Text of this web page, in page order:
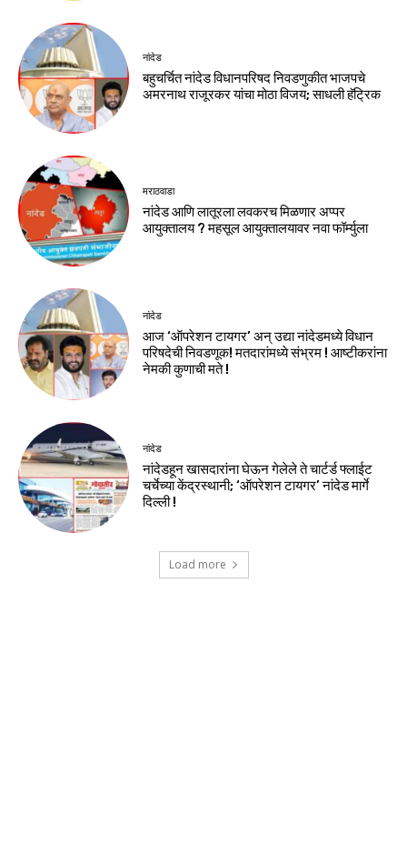
नांदेड
बहुचर्चित नांदेड विधानपरिषद निवडणुकीत भाजपचे
अमरनाथ राजूरकर यांचा मोठा विजय; साधली हॅट्रिक
मराठवाडा
नांदेड आणि लातूरला लवकरच मिळणार अप्पर
आयुक्तालय ? महसूल आयुक्तालयावर नवा फॉर्म्युला
नांदेड
आज ‘ऑपरेशन टायगर’ अन् उद्या नांदेडमध्ये विधान
परिषदेची निवडणूक! मतदारांमध्ये संभ्रम ! आष्टीकरांना
नेमकी कुणाची मते !
नांदेड
नांदेडहून खासदारांना घेऊन गेलेले ते चार्टर्ड फ्लाईट
चर्चेच्या केंद्रस्थानी; ‘ऑपरेशन टायगर’ नांदेड मार्गे
दिल्ली !
Load more